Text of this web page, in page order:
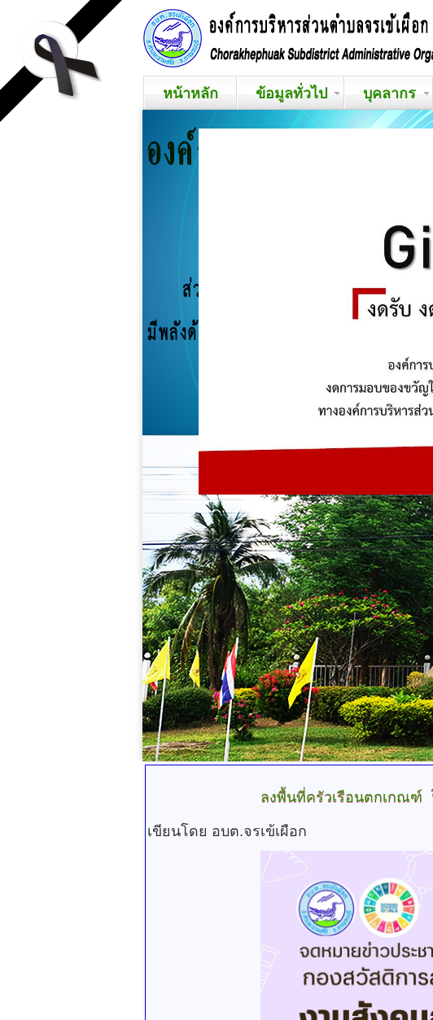
หน้าหลัก ข้อมูลทั่วไป บุคลากร
ลงพื้นที่ครัวเรือนตกเกณฑ์
เขียนโดย อบต.จรเข้เผือก